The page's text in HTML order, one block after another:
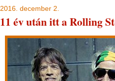
2016. december 2.
11 év után itt a Rolling